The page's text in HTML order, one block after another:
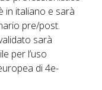
in italiano e sarà
pre/post.
sarà
per l’uso
di 4e-